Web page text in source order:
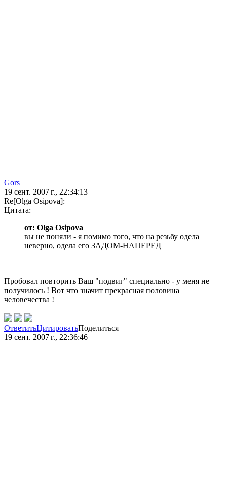
Gors
19 сент. 2007 г., 22:34:13
Re[Olga Osipova]:
Цитата:
от: Olga Osipova
вы не поняли - я помимо того, что на резьбу одела
неверно, одела его ЗАДОМ-НАПЕРЕД
Пробовал повторить Ваш "подвиг" специально - у меня не
получилось ! Вот что значит прекрасная половина
человечества !
ОтветитьЦитироватьПоделиться
19 сент. 2007 г., 22:36:46